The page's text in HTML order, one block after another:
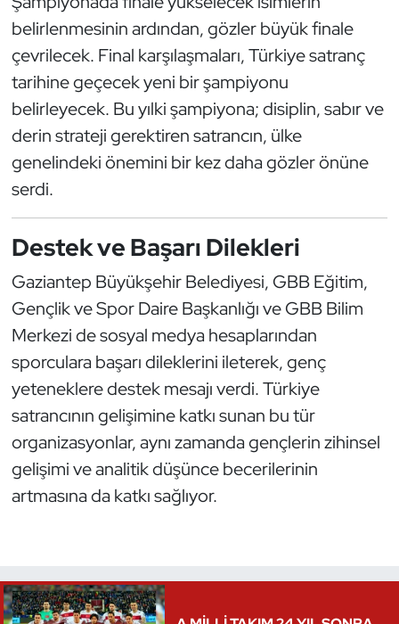
belirlenmesinin ardından, gözler büyük finale
çevrilecek. Final karşılaşmaları, Türkiye satranç
tarihine geçecek yeni bir şampiyonu
belirleyecek. Bu yılki şampiyona; disiplin, sabır ve
derin strateji gerektiren satrancın, ülke
genelindeki önemini bir kez daha gözler önüne
serdi.
Destek ve Başarı Dilekleri
Gaziantep Büyükşehir Belediyesi, GBB Eğitim,
Gençlik ve Spor Daire Başkanlığı ve GBB Bilim
Merkezi de sosyal medya hesaplarından
sporculara başarı dileklerini ileterek, genç
yeteneklere destek mesajı verdi. Türkiye
satrancının gelişimine katkı sunan bu tür
organizasyonlar, aynı zamanda gençlerin zihinsel
gelişimi ve analitik düşünce becerilerinin
artmasına da katkı sağlıyor.
Triatlon
Voleybol
Vücut Geliştirme Fitness
Wushu Kungfu
Yelken
Yüzme